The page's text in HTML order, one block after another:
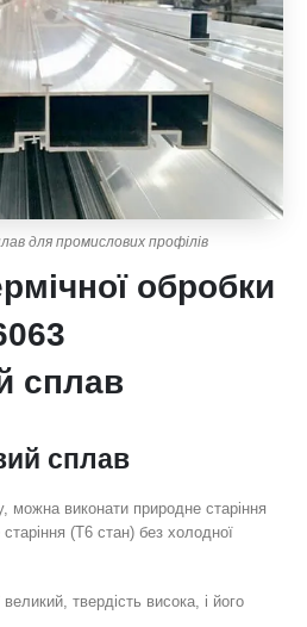
для промислових профілів
обробки
сплав
сплав
можна виконати природне старіння
(Т6 стан) без холодної
твердість висока, і його